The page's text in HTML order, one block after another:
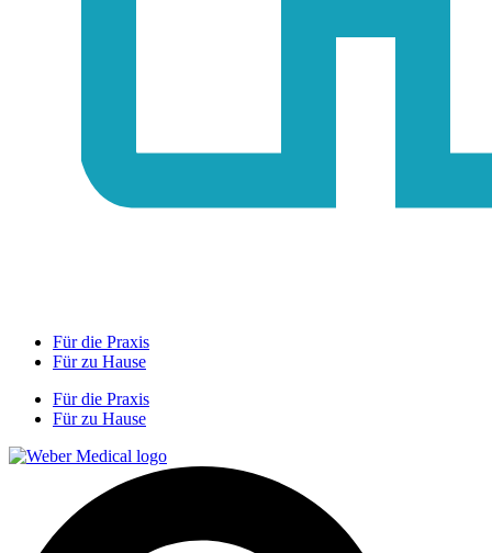
Für die Praxis
Für zu Hause
Für die Praxis
Für zu Hause